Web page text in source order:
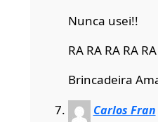
Nunca usei!!
RA RA RA RA RA
Brincadeira
Carlos Fran